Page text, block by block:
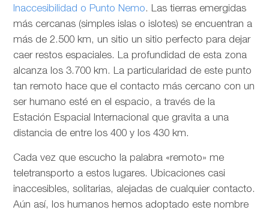
Inaccesibilidad o Punto Nemo. Las tierras emergidas
más cercanas (simples islas o islotes) se encuentran a
más de 2.500 km, un sitio un sitio perfecto para dejar
caer restos espaciales. La profundidad de esta zona
alcanza los 3.700 km. La particularidad de este punto
tan remoto hace que el contacto más cercano con un
ser humano esté en el espacio, a través de la
Estación Espacial Internacional que gravita a una
distancia de entre los 400 y los 430 km.
Cada vez que escucho la palabra «remoto» me
teletransporto a estos lugares. Ubicaciones casi
inaccesibles, solitarias, alejadas de cualquier contacto.
Aún así, los humanos hemos adoptado este nombre